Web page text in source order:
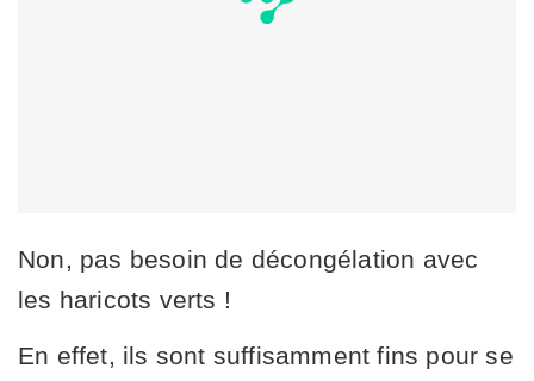
Non, pas besoin de décongélation avec
les haricots verts !
En effet, ils sont suffisamment fins pour se